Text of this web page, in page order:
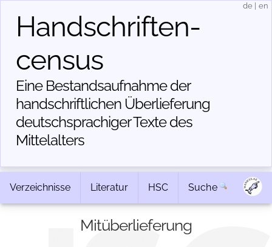
Handschriften­
census
Eine Bestandsaufnahme der
handschriftlichen Über­lieferung
deutschsprachiger Texte des
Mittelalters
de en
Verzeichnisse Literatur HSC Suche
Mitüberlieferung